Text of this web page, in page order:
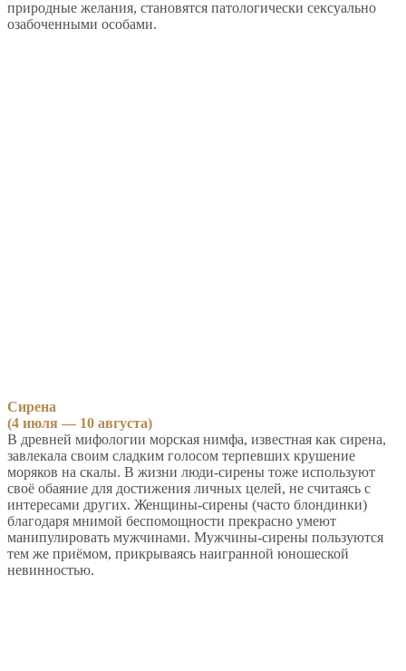
природные желания, становятся патологически сексуально
озабоченными особами.
Сирена
(4 июля — 10 августа)
В древней мифологии морская нимфа, известная как сирена,
завлекала своим сладким голосом терпевших крушение
моряков на скалы. В жизни люди-сирены тоже используют
своё обаяние для достижения личных целей, не считаясь с
интересами других. Женщины-сирены (часто блондинки)
благодаря мнимой беспомощности прекрасно умеют
манипулировать мужчинами. Мужчины-сирены пользуются
тем же приёмом, прикрываясь наигранной юношеской
невинностью.